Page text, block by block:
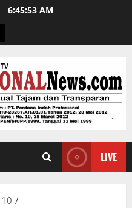
6:45:53 AM
LIVE
10